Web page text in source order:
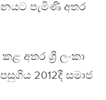
පැමිණි අතර
අතර ශ්‍රී ලංකා
2012දී සමාජ